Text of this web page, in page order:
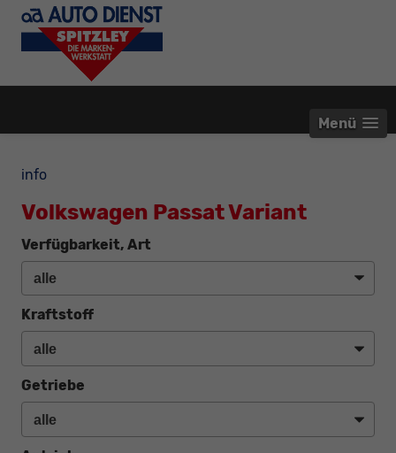
Menü
info
Volkswagen Passat Variant
Verfügbarkeit, Art
Kraftstoff
Getriebe